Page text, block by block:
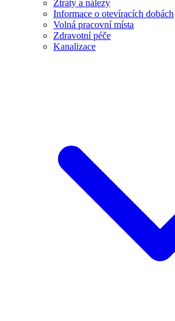
Ztráty a nálezy
Informace o otevíracích dobách
Volná pracovní místa
Zdravotní péče
Kanalizace